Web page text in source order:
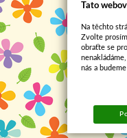
Tato
Na těchto
Zvolte
obraťte se
nás a